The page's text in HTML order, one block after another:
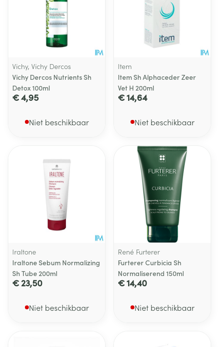
Vichy, Vichy Dercos
Vichy Dercos Nutrients Sh
Detox 100ml
€ 4,95
Niet beschikbaar
Item
Item Sh Alphaceder Zeer
Vet H 200ml
€ 14,64
Niet beschikbaar
Iraltone
Iraltone Sebum Normalizing
Sh Tube 200ml
€ 23,50
Niet beschikbaar
René Furterer
Furterer Curbicia Sh
Normaliserend 150ml
€ 14,40
Niet beschikbaar